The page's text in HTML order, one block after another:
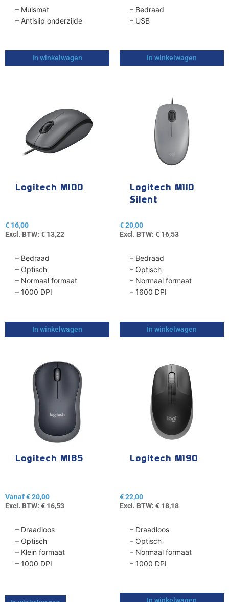
– Muismat
– Antislip onderzijde
In winkelwagen
– Bedraad
– USB
In winkelwagen
Logitech M100
€ 16,00
Excl. BTW: € 13,22
– Bedraad
– Optisch
– Normaal formaat
– 1000 DPI
In winkelwagen
Logitech M110
Silent
€20,00
Excl. BTW: € 16,53
– Bedraad
– Optisch
– Normaal formaat
– 1600 DPI
In winkelwagen
Logitech M185
Vanaf€20,00
Excl. BTW: € 16,53
– Draadloos
– Optisch
– Klein formaat
– 1000 DPI
meerdere
gekozen
worden
productpagina
Logitech M190
€22,00
Excl. BTW: € 18,18
– Draadloos
– Optisch
– Normaal formaat
– 1000 DPI